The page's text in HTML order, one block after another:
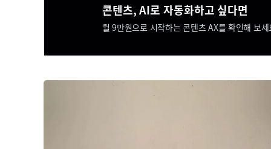
콘텐츠, AI로 자동화하고 싶다면​​
월 9만원으로 시작하는 콘텐츠 AX를 확인해 보